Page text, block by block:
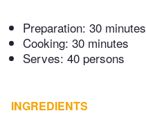
Preparation: 30 minutes
Cooking: 30 minutes
Serves: 40 persons
INGREDIENTS